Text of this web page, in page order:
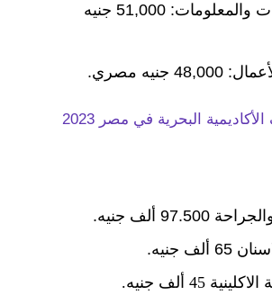
كلية الحاسبات والمعلومات: 51,000 جنيه
جنيه مصري.
البحرية في مصر 2023
ألف جنيه.
جنيه.
45 ألف جنيه.